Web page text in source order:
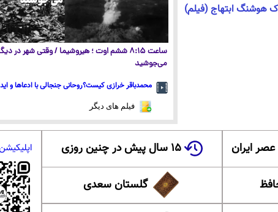
هوشنگ ابتهاج (فیلم)
ساعت ۸:۱۵ ششم اوت ؛ هیروشیما / وقتی شهر در
می‌جوشید
محمدباقر خرازی کیست؟روحانی جنجالی با ادعاها و
فیلم های دیگر
ایران ۱۵ سال پیش در چنین روزی
گلستان سعدی